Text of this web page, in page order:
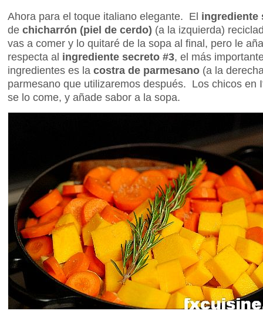
Ahora para el toque italiano elegante. El ingrediente
de chicharrón (piel de cerdo) (a la izquierda)
vas a comer y lo quitaré de la sopa al final, pero le
respecta al ingrediente secreto #3, el más
ingredientes es la costra de parmesano (a la
parmesano que utilizaremos después. Los chicos en
se lo come, y añade sabor a la sopa.